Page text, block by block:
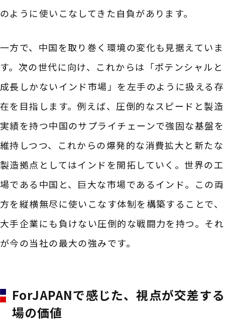
のように使いこなしてきた自負があります。
一方で、中国を取り巻く環境の変化も見据えていま
す。次の世代に向け、これからは「ポテンシャルと
成長しかないインド市場」を左手のように扱える存
在を目指します。例えば、圧倒的なスピードと製造
実績を持つ中国のサプライチェーンで強固な基盤を
維持しつつ、これからの爆発的な消費拡大と新たな
製造拠点としてはインドを開拓していく。世界の工
場である中国と、巨大な市場であるインド。この両
方を縦横無尽に使いこなす体制を構築することで、
大手企業にも負けない圧倒的な戦闘力を持つ。それ
が今の当社の最大の強みです。
ForJAPANで感じた、視点が交差する
場の価値